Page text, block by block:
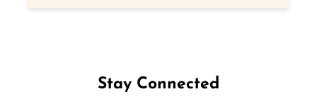
Stay Connected